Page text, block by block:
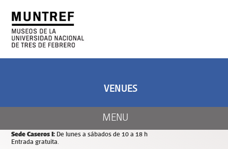
Días y horarios de apertura de MUNTREF
De miércoles a domingos de 11 a 18 h.
Sede Caseros I: De lunes a sábados de 10 a 18 h
Entrada gratuita.
MENU
VENUES
CENTER OF ART
AND NATURE
ART AND SCIENCE